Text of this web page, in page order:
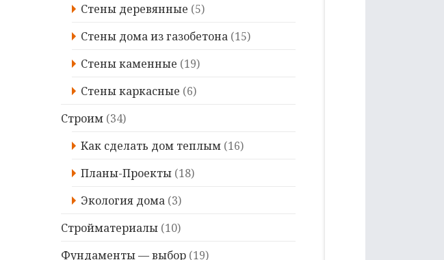
Стены деревянные (5)
Стены дома из газобетона (15)
Стены каменные (19)
Стены каркасные (6)
Строим (34)
Kaк сделать дом теплым (16)
Планы-Проекты (18)
Экология дома (3)
Стройматериалы (10)
Фундаменты — выбор (19)